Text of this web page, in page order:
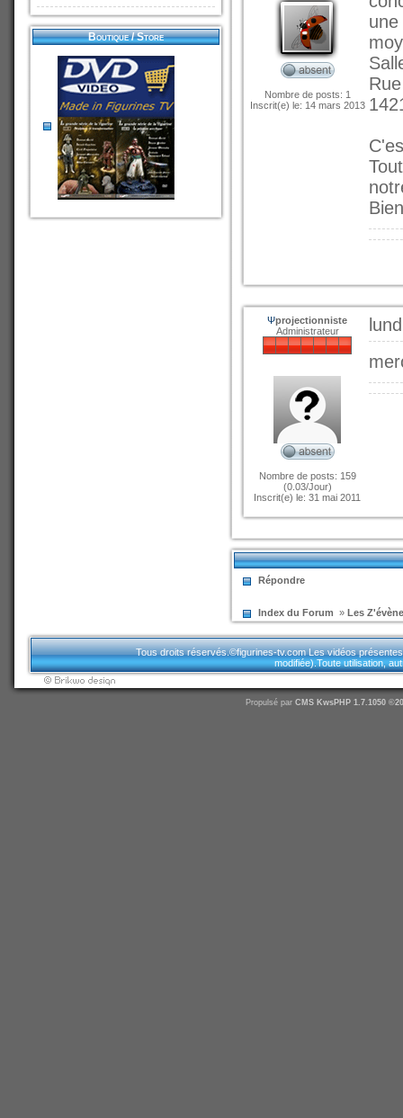
Boutique / Store
Nombre de posts: 1
Inscrit(e) le: 14 mars 2013
Ψprojectionniste
Administrateur
Nombre de posts: 159
(0.03/Jour)
Inscrit(e) le: 31 mai 2011
Répondre
Index du Forum » Les
Tous droits réservés.©figurines-tv.com Les vidéos
modifiée).Toute utilisation,
Propulsé par CMS KwsPHP 1.7.1050